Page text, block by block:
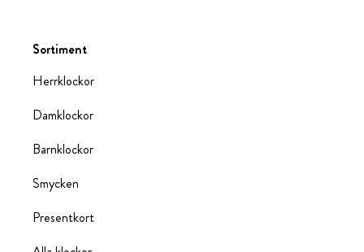
Sortiment
Herrklockor
Damklockor
Barnklockor
Smycken
Presentkort